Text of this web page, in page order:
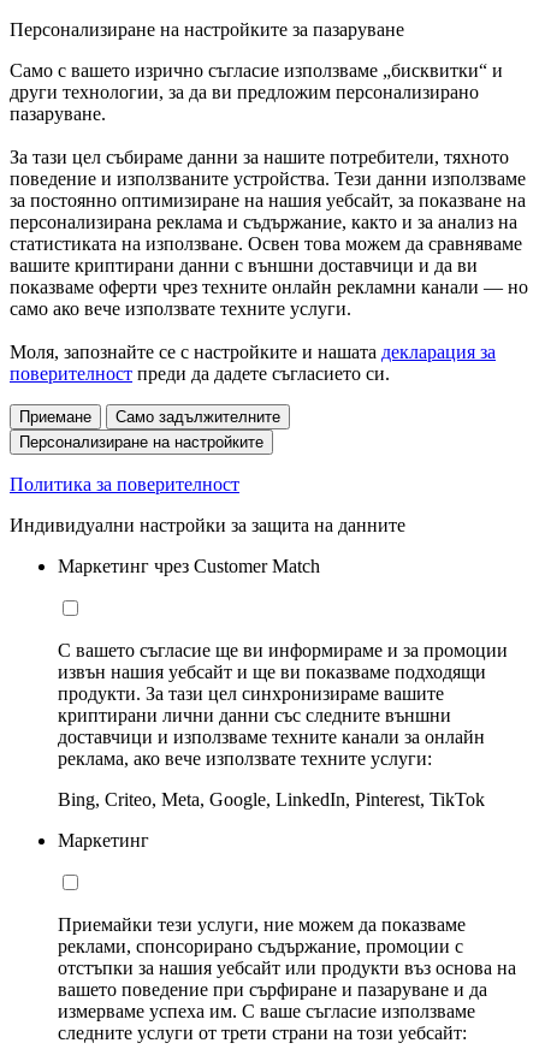
Персонализиране на настройките за пазаруване
Само с вашето изрично съгласие използваме „бисквитки“ и
други технологии, за да ви предложим персонализирано
пазаруване.
За тази цел събираме данни за нашите потребители, тяхното
поведение и използваните устройства. Тези данни използваме
за постоянно оптимизиране на нашия уебсайт, за показване на
персонализирана реклама и съдържание, както и за анализ на
статистиката на използване. Освен това можем да сравняваме
вашите криптирани данни с външни доставчици и да ви
показваме оферти чрез техните онлайн рекламни канали — но
само ако вече използвате техните услуги.
Моля, запознайте се с настройките и нашата декларация за
поверителност преди да дадете съгласието си.
Приемане
Само задължителните
Персонализиране на настройките
Политика за поверителност
Индивидуални настройки за защита на данните
Маркетинг чрез Customer Match
С вашето съгласие ще ви информираме и за промоции
извън нашия уебсайт и ще ви показваме подходящи
продукти. За тази цел синхронизираме вашите
криптирани лични данни със следните външни
доставчици и използваме техните канали за онлайн
реклама, ако вече използвате техните услуги:
Bing, Criteo, Meta, Google, LinkedIn, Pinterest, TikTok
Маркетинг
Приемайки тези услуги, ние можем да показваме
реклами, спонсорирано съдържание, промоции с
отстъпки за нашия уебсайт или продукти въз основа на
вашето поведение при сърфиране и пазаруване и да
измерваме успеха им. С ваше съгласие използваме
следните услуги от трети страни на този уебсайт: